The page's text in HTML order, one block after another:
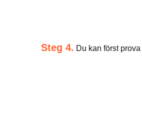
Steg 4. Du kan först prova